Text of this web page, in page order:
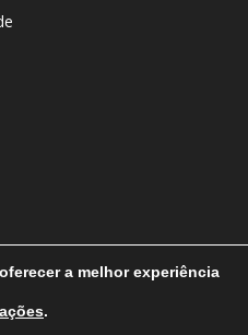
a melhor experiência
.